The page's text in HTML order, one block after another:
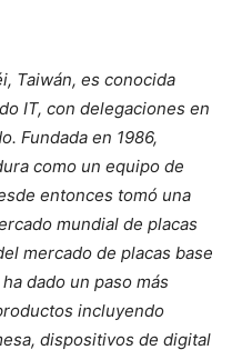
Taiwán, es conocida
IT, con delegaciones en
Fundada en 1986,
como un equipo de
entonces tomó una
mundial de placas
mercado de placas base
dado un paso más
incluyendo
dispositivos de digital